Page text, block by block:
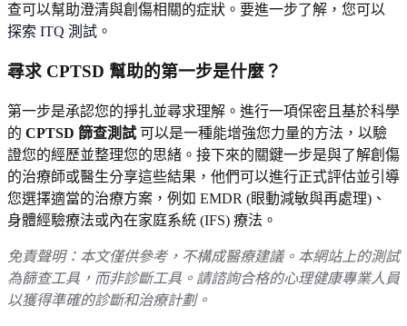
查可以幫助澄清與創傷相關的症狀。要進一步了解，您可以
探索 ITQ 測試 。
尋求 CPTSD 幫助的第一步是什麼？
第一步是承認您的掙扎並尋求理解。進行一項保密且基於科學
的 CPTSD 篩查測試 可以是一種能增強您力量的方法，以驗
證您的經歷並整理您的思緒。接下來的關鍵一步是與了解創傷
的治療師或醫生分享這些結果，他們可以進行正式評估並引導
您選擇適當的治療方案，例如 EMDR (眼動減敏與再處理)、
身體經驗療法或內在家庭系統 (IFS) 療法。
免責聲明：本文僅供參考，不構成醫療建議。本網站上的測試
為篩查工具，而非診斷工具。請諮詢合格的心理健康專業人員
以獲得準確的診斷和治療計劃。